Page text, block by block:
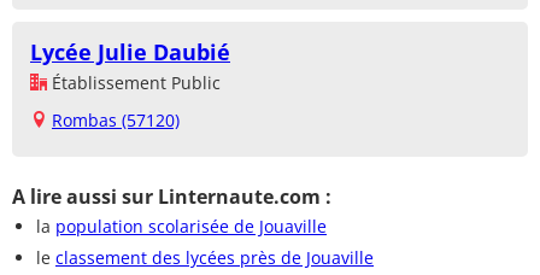
Lycée Julie Daubié
Établissement Public
Rombas (57120)
A lire aussi sur Linternaute.com :
la population scolarisée de Jouaville
le classement des lycées près de Jouaville